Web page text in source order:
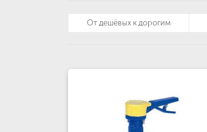
От дешёвых к дорогим